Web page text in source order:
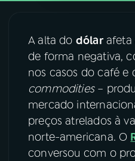
07ÚLTIMAS
FESTIVAL DE MÚSICA
ACOMPANHE A RÁDIO
A alta do dólarafeta
de forma negativa,
nos casos do café e
commodities–
mercado
preços atrelados à
norte-americana. O
conversou com o